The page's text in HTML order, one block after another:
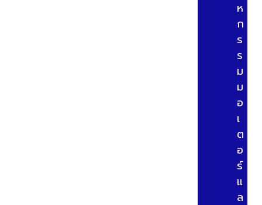
ห
ก
ร
ร
ม
ม
อ
เ
ต
อ
ร์
แ
ล